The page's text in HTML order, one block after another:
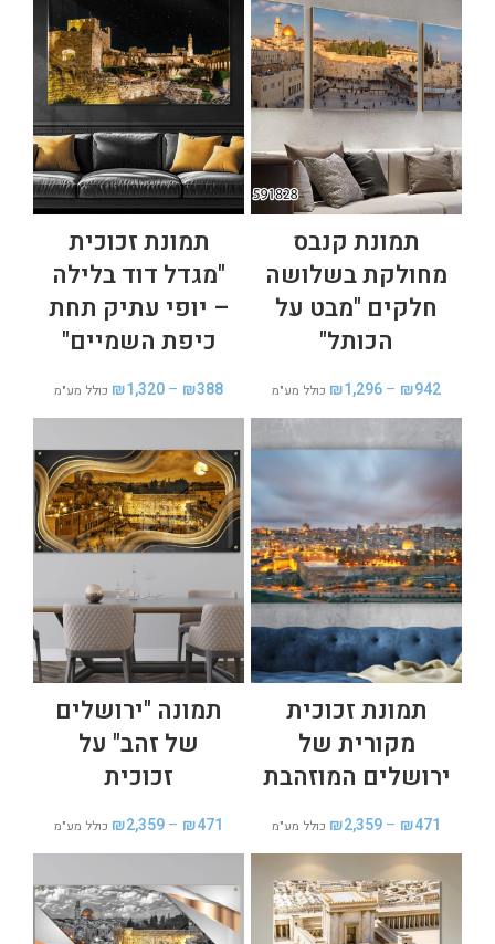
תמונת קנבס
מחולקת בשלושה
חלקים "מבט על
הכותל"
₪942
–
₪1,296 כולל מע"מ
תמונת זכוכית
"מגדל דוד בלילה
– יופי עתיק תחת
כיפת השמיים"
₪388
–
₪1,320 כולל מע"מ
תמונת זכוכית
מקורית של
ירושלים המוזהבת
₪471
–
₪2,359 כולל מע"מ
תמונה "ירושלים
של זהב" על
זכוכית
₪471
–
₪2,359 כולל מע"מ